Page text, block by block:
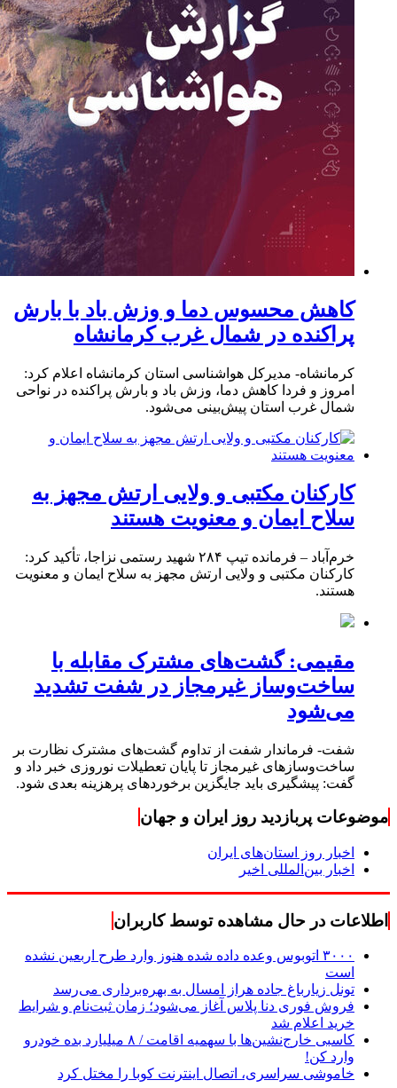
کاهش محسوس دما و وزش باد با بارش
پراکنده در شمال غرب کرمانشاه
کرمانشاه- مدیرکل هواشناسی استان کرمانشاه اعلام کرد:
امروز و فردا کاهش دما، وزش باد و بارش پراکنده در نواحی
شمال غرب استان پیش‌بینی می‌شود.
کارکنان مکتبی و ولایی ارتش مجهز به
سلاح ایمان و معنویت هستند
خرم‌آباد – فرمانده تیپ ۲۸۴ شهید رستمی نزاجا، تأکید کرد:
کارکنان مکتبی و ولایی ارتش مجهز به سلاح ایمان و معنویت
هستند.
مقیمی: گشت‌های مشترک مقابله با
ساخت‌وساز غیرمجاز در شفت تشدید
می‌شود
شفت- فرماندار شفت از تداوم گشت‌های مشترک نظارت بر
ساخت‌وسازهای غیرمجاز تا پایان تعطیلات نوروزی خبر داد و
گفت: پیشگیری باید جایگزین برخوردهای پرهزینه بعدی شود.
موضوعات پربازدید روز ایران و جهان
اخبار روز استان‌های ایران
اخبار بین‌المللی اخیر
اطلاعات در حال مشاهده توسط کاربران
۳۰۰۰ اتوبوس وعده داده شده هنوز وارد طرح اربعین نشده
است
تونل زیارباغ جاده هراز امسال به بهره‌برداری می‌رسد
فروش فوری دنا پلاس آغاز می‌شود؛ زمان ثبت‌نام و شرایط
خرید اعلام شد
کاسبی خارج‌نشین‌ها با سهمیه اقامت / ۸ میلیارد بده خودرو
وارد کن!
خاموشی سراسری، اتصال اینترنت کوبا را مختل کرد